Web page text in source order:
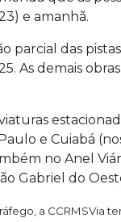
e amanhã.
parcial das
As demais
e Cuiabá
no Anel
Gabriel do
a CCRMSVia